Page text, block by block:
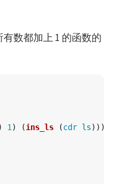
数都加上 1 的函数的
1 ) (ins_ls (cdr ls)))